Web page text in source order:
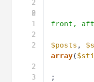
2
0
2
1
2
2
2
3
front,
$posts ,
array(
;